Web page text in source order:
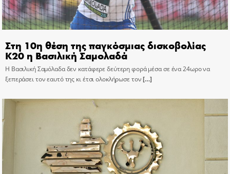
Στη 10η θέση της παγκόσμιας δισκοβολίας
Κ20 η Βασιλική Σαμολαδά
Η Βασιλική Σαμόλαδα δεν κατάφερε δεύτερη φορά μέσα σε ένα 24ωρο να
ξεπεράσει τον εαυτό της κι έτσι ολοκλήρωσε τον[…]